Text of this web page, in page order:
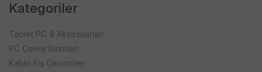
Kategoriler
Tablet PC & Aksesuarları
PC Çevre Birimleri
Kablo Fiş Çeviriciler